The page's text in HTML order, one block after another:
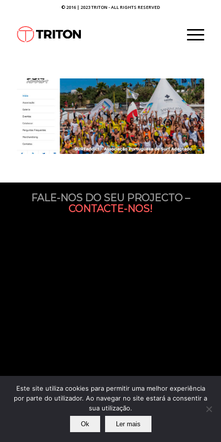
© 2016 | 2023 TRITON - ALL RIGHTS RESERVED
FALE-NOS DO SEU PROJECTO –
CONTACTE-NOS!
Este site utiliza cookies para permitir uma melhor experiência
por parte do utilizador. Ao navegar no site estará a consentir a
sua utilização.
Ok Ler mais